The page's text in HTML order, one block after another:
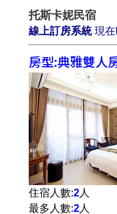
托斯卡妮民宿
線上訂房系統 現
房型:典雅雙人
住宿人數:2人
最多人數:2人